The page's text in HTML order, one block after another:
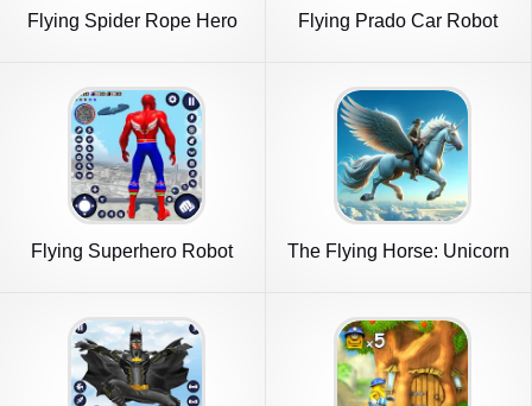
Flying Spider Rope Hero
Flying Prado Car Robot
Flying Superhero Robot
The Flying Horse: Unicorn